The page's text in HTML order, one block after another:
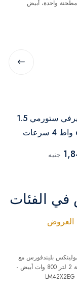
خلاط هيرفي ستورمي 1.5
لتر 600 واط 4 سرعات
أبيض
جنيه
الفئات